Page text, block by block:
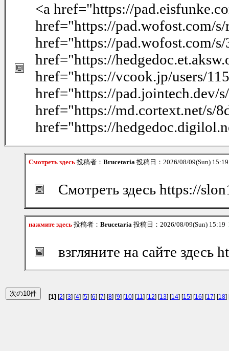
<a href="https://
href="https://pad.wofost.com/
href="https://pad.wofost.com/
href="https://
href="https://vcook.jp/users/
href="https://pad.jointech.dev/
href="https://md.cortext.net/s/
href="https://
Смотреть здесь 投稿者： Brucetaria 投稿日：2026/08/09(Sun)
Смотреть здесь https://
нажмите здесь 投稿者： Brucetaria 投稿日：2026/08/09(Sun) 15:19
взгляните на сайте здесь
[1] [2] [3] [4] [5] [6] [7] [8] [9] [10] [11] [12] [13] [14] [15] [16] [17] [18]